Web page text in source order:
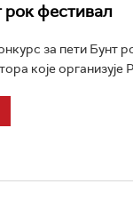
рок фестивал
за пети Бунт
које организује